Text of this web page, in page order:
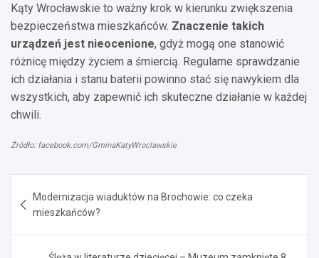
Kąty Wrocławskie to ważny krok w kierunku zwiększenia
bezpieczeństwa mieszkańców. Znaczenie takich
urządzeń jest nieocenione, gdyż mogą one stanowić
różnicę między życiem a śmiercią. Regularne sprawdzanie
ich działania i stanu baterii powinno stać się nawykiem dla
wszystkich, aby zapewnić ich skuteczne działanie w każdej
chwili.
Źródło: facebook.com/GminaKatyWroclawskie
wpisu
Modernizacja wiaduktów na Brochowie: co czeka
mieszkańców?